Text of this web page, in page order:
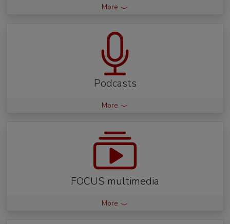
More
Podcasts
More
FOCUS multimedia
More